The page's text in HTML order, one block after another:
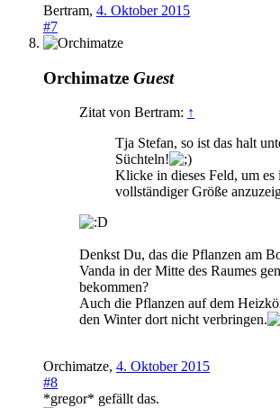
Bertram, 4. Oktober 2015
#7
Orchimatze Guest
Zitat von Bertram: ↑
Tja Stefan, so ist das halt
Süchteln!
Klicke in dieses Feld, um es
vollständiger Größe
Denkst Du, das die Pflanzen am
Vanda in der Mitte des Raumes
bekommen?
Auch die Pflanzen auf dem
den Winter dort nicht verbringen.
Orchimatze, 4. Oktober 2015
#8
*gregor* gefällt das.